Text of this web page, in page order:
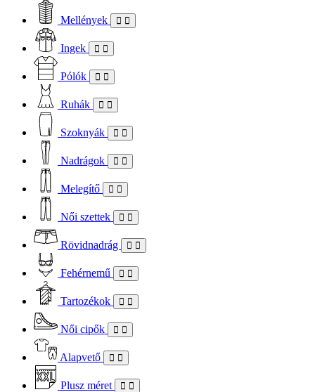
Mellények
Ingek
Pólók
Ruhák
Szoknyák
Nadrágok
Melegítő
Női szettek
Rövidnadrág
Fehérnemű
Tartozékok
Női cipők
Alapvető
Plusz méret